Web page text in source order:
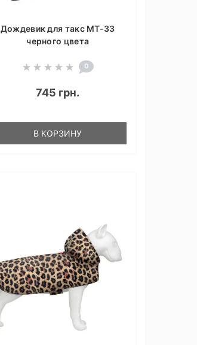
Дождевик для такс MT-33
черного цвета
0
745 грн.
В КОРЗИНУ